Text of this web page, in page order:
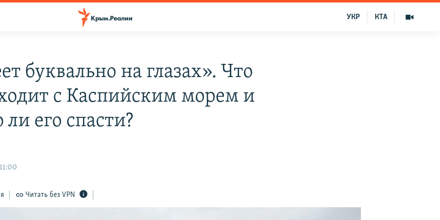
КТА
УКР
буквально на глазах». Что
с Каспийским морем и
его спасти?
Читать без VPN